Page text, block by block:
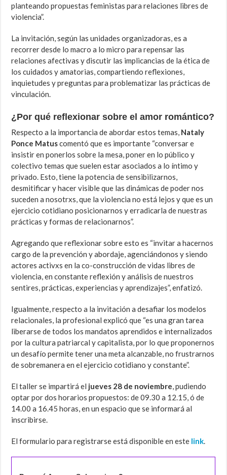
planteando propuestas feministas para relaciones libres de
violencia”.
La invitación, según las unidades organizadoras, es a
recorrer desde lo macro a lo micro para repensar las
relaciones afectivas y discutir las implicancias de la ética de
los cuidados y amatorias, compartiendo reflexiones,
inquietudes y preguntas para problematizar las prácticas de
vinculación.
¿Por qué reflexionar sobre el amor romántico?
Respecto a la importancia de abordar estos temas, Nataly
Ponce Matuscomentó que es importante “conversar e
insistir en ponerlos sobre la mesa, poner en lo público y
colectivo temas que suelen estar asociados a lo íntimo y
privado. Esto, tiene la potencia de sensibilizarnos,
desmitificar y hacer visible que las dinámicas de poder nos
suceden a nosotrxs, que la violencia no está lejos y que es un
ejercicio cotidiano posicionarnos y erradicarla de nuestras
prácticas y formas de relacionarnos”.
Agregando que reflexionar sobre esto es “invitar a hacernos
cargo de la prevención y abordaje, agenciándonos y siendo
actores activxs en la co-construcción de vidas libres de
violencia, en constante reflexión y análisis de nuestros
sentires, prácticas, experiencias y aprendizajes”, enfatizó.
Igualmente, respecto a la invitación a desafiar los modelos
relacionales, la profesional explicó que “es una gran tarea
liberarse de todos los mandatos aprendidos e internalizados
por la cultura patriarcal y capitalista, por lo que proponernos
un desafío permite tener una meta alcanzable, no frustrarnos
de sobremanera en el ejercicio cotidiano y constante”.
El taller se impartirá el jueves 28 de noviembre, pudiendo
optar por dos horarios propuestos: de 09.30 a 12.15, ó de
14.00 a 16.45 horas, en un espacio que se informará al
inscribirse.
El formulario para registrarse está disponible en este link.